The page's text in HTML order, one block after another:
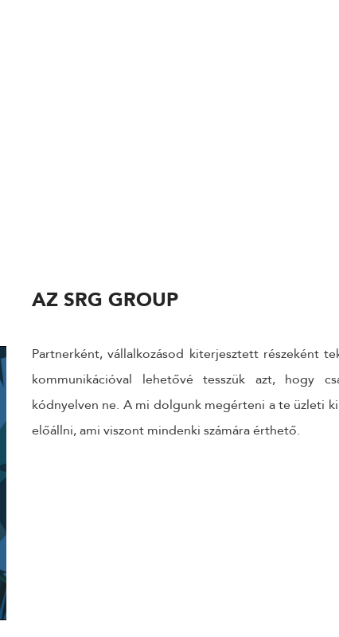
AZ SRG GROUP
Partnerként, vállalkozásod kiterjesztett részeként
kommunikációval lehetővé tesszük azt, hogy
kódnyelven ne. A mi dolgunk megérteni a te üzleti
előállni, ami viszont mindenki számára érthető.